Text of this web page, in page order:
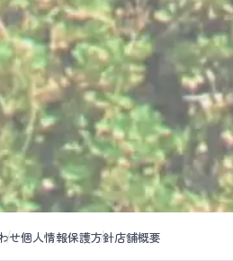
せ個人情報保護方針店舗概要